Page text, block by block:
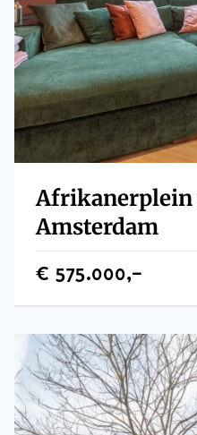
Afrikanerplein
Amsterdam
€ 575.000,-